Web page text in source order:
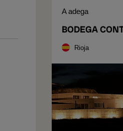
A adega
BODEGA
Rioja